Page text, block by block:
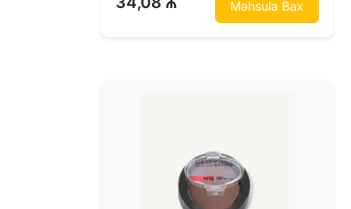
Məhsula Bax